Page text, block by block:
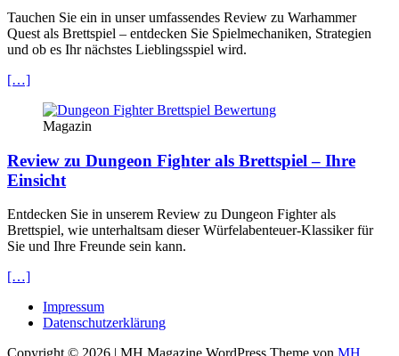
Tauchen Sie ein in unser umfassendes Review zu Warhammer
Quest als Brettspiel – entdecken Sie Spielmechaniken, Strategien
und ob es Ihr nächstes Lieblingsspiel wird.
[…]
Magazin
Review zu Dungeon Fighter als Brettspiel – Ihre
Einsicht
Entdecken Sie in unserem Review zu Dungeon Fighter als
Brettspiel, wie unterhaltsam dieser Würfelabenteuer-Klassiker für
Sie und Ihre Freunde sein kann.
[…]
Impressum
Datenschutzerklärung